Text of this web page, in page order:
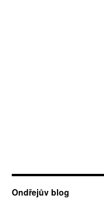
Ondřejův blog